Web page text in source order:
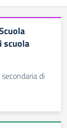
scuola
di